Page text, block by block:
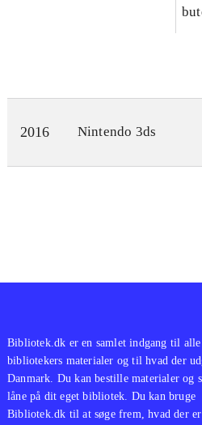
2016 Nintendo 3ds
Bibliotek.dk er en samlet indgang til alle
bibliotekers materialer og til hvad der
Danmark. Du kan bestille materialer og
låne på dit eget bibliotek. Du kan bruge
Bibliotek.dk til at søge frem, hvad der